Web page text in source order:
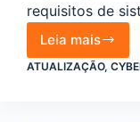
requisitos de
Leia mais
ATUALIZAÇÃO,